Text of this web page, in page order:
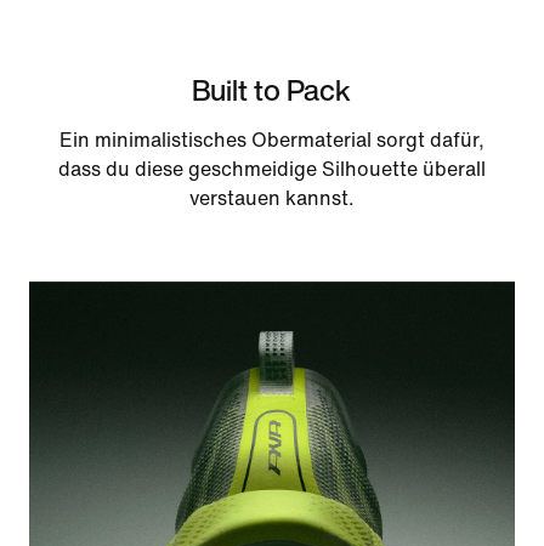
Built to Pack
Ein minimalistisches Obermaterial sorgt dafür,
dass du diese geschmeidige Silhouette überall
verstauen kannst.